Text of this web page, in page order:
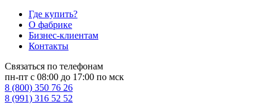
Где купить?
О фабрике
Бизнес-клиентам
Контакты
Связаться по телефонам
пн-пт с 08:00 до 17:00 по мск
8 (800) 350 76 26
8 (991) 316 52 52